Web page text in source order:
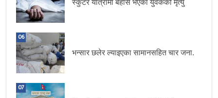
स्कुटर यात्रामा बेहोस भएका युवकको मृत्यु
06
भन्सार छलेर ल्याइएका सामानसहित चार जना.
07